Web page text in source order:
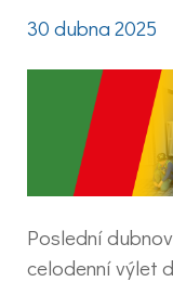
30 dubna 2025
Poslední
celodenní výlet